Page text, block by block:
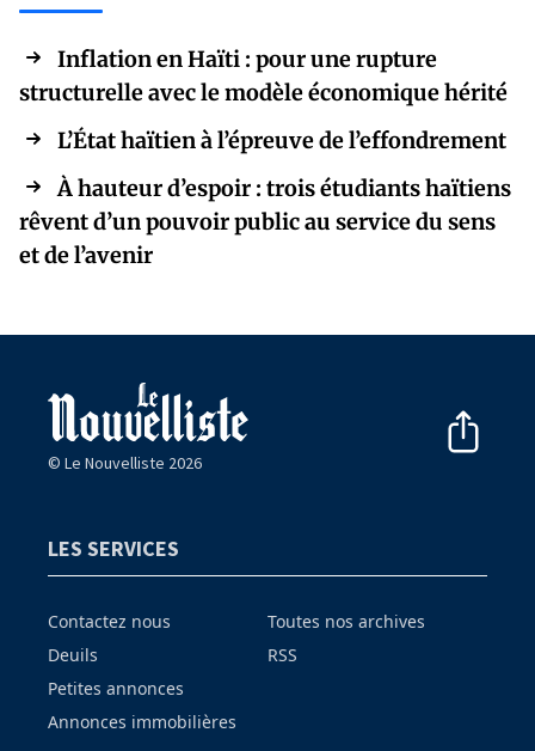
Inflation en Haïti : pour une rupture
structurelle avec le modèle économique hérité
L’État haïtien à l’épreuve de l’effondrement
À hauteur d’espoir : trois étudiants haïtiens
rêvent d’un pouvoir public au service du sens
et de l’avenir
© Le Nouvelliste 2026
LES SERVICES
Contactez nous
Deuils
Petites annonces
Annonces immobilières
Toutes nos archives
RSS